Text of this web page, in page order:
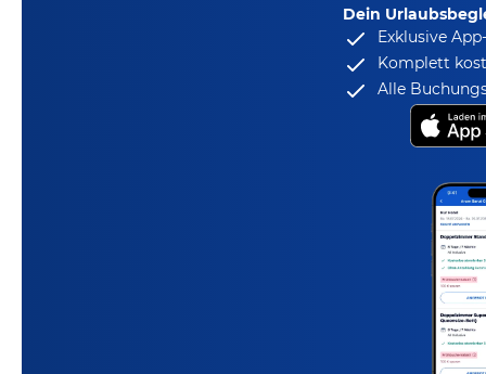
Dein
Exklusive
Komplett
Alle